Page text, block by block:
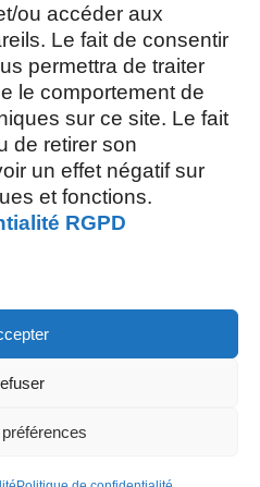
ou accéder aux
Le fait de consentir
permettra de traiter
le comportement de
sur ce site. Le fait
de retirer son
un effet négatif sur
et fonctions.
RGPD
12h
Champs